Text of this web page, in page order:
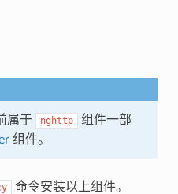
属于 nghttp
组件一部
组件。
命令安装以上组件。